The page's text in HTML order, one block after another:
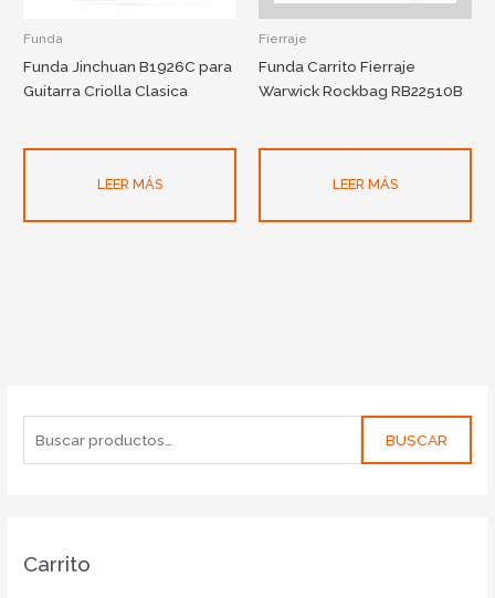
BUSCAR
Carrito
Funda
Funda Jinchuan B1926C para
Guitarra Criolla Clasica
LEER MÁS
Fierraje
Funda Carrito Fierraje
Warwick Rockbag RB22510B
LEER MÁS